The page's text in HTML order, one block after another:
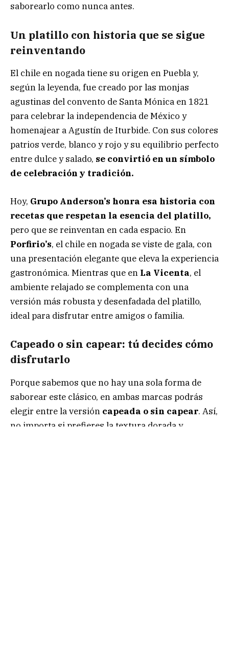
saborearlo como nunca antes.
Un platillo con historia que se sigue
reinventando
El chile en nogada tiene su origen en Puebla y,
según la leyenda, fue creado por las monjas
agustinas del convento de Santa Mónica en 1821
para celebrar la independencia de México y
homenajear a Agustín de Iturbide. Con sus colores
patrios verde, blanco y rojo y su equilibrio perfecto
entre dulce y salado, se convirtió en un símbolo
de celebración y tradición.
Hoy, Grupo Anderson’s honra esa historia con
recetas que respetan la esencia del platillo,
pero que se reinventan en cada espacio. En
Porfirio’s, el chile en nogada se viste de gala, con
una presentación elegante que eleva la experiencia
gastronómica. Mientras que en La Vicenta, el
ambiente relajado se complementa con una
versión más robusta y desenfadada del platillo,
ideal para disfrutar entre amigos o familia.
Capeado o sin capear: tú decides cómo
disfrutarlo
Porque sabemos que no hay una sola forma de
saborear este clásico, en ambas marcas podrás
elegir entre la versión capeada o sin capear. Así,
no importa si prefieres la textura dorada y